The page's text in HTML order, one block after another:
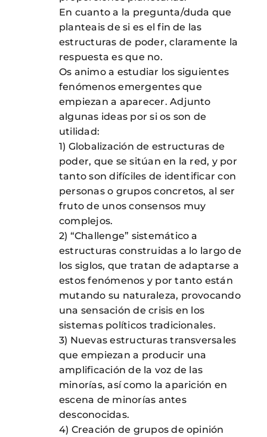
En cuanto a la pregunta/duda que
planteais de si es el fin de las
estructuras de poder, claramente la
respuesta es que no.
Os animo a estudiar los siguientes
fenómenos emergentes que
empiezan a aparecer. Adjunto
algunas ideas por si os son de
utilidad:
1) Globalización de estructuras de
poder, que se sitúan en la red, y por
tanto son difíciles de identificar con
personas o grupos concretos, al ser
fruto de unos consensos muy
complejos.
2) “Challenge” sistemático a
estructuras construidas a lo largo de
los siglos, que tratan de adaptarse a
estos fenómenos y por tanto están
mutando su naturaleza, provocando
una sensación de crisis en los
sistemas políticos tradicionales.
3) Nuevas estructuras transversales
que empiezan a producir una
amplificación de la voz de las
minorías, así como la aparición en
escena de minorías antes
desconocidas.
4) Creación de grupos de opinión